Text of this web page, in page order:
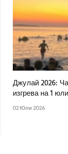
Джулай 2026:
изгрева на 1 юли
02 Юли 2026